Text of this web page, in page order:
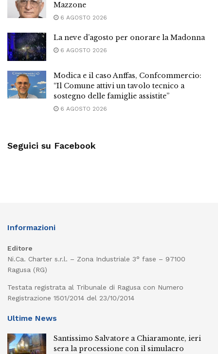
Mazzone
6 AGOSTO 2026
La neve d’agosto per onorare la Madonna
6 AGOSTO 2026
Modica e il caso Anffas, Confcommercio:
“Il Comune attivi un tavolo tecnico a
sostegno delle famiglie assistite”
6 AGOSTO 2026
Seguici su Facebook
Informazioni
Editore
Ni.Ca. Charter s.r.l. – Zona Industriale 3° fase – 97100
Ragusa (RG)
Testata registrata al Tribunale di Ragusa con Numero
Registrazione 1501/2014 del 23/10/2014
Ultime News
Santissimo Salvatore a Chiaramonte, ieri
sera la processione con il simulacro